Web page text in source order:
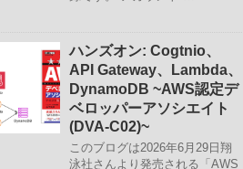
ハンズオン: Cogtnio、
API Gateway、Lambda、
DynamoDB ~AWS認定デ
ベロッパーアソシエイト
(DVA-C02)~
このブログは2026年6月29日翔
泳社さんより発売される「AWS